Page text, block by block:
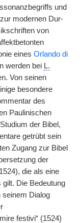
und
modernen Dur-
von
eines Orlando di
werden bei L.
Von seinen
besondere
des
Paulinischen
der Bibel,
getrübt sein
Zugang zur Bibel
der
die als eine
gilt. Die Bedeutung
seinem Dialog
festivi“ (1524)